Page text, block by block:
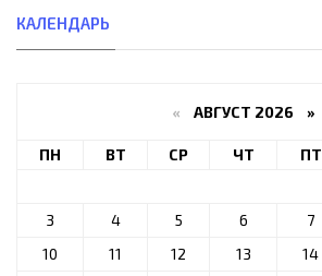
КАЛЕНДАРЬ
« АВГУСТ 2026 »
ПН ВТ СР ЧТ ПТ
3
4 5 6 7
10
11 12 13 14